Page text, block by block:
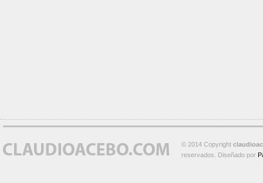
© 2014 Copyright
reservados. Diseñado por